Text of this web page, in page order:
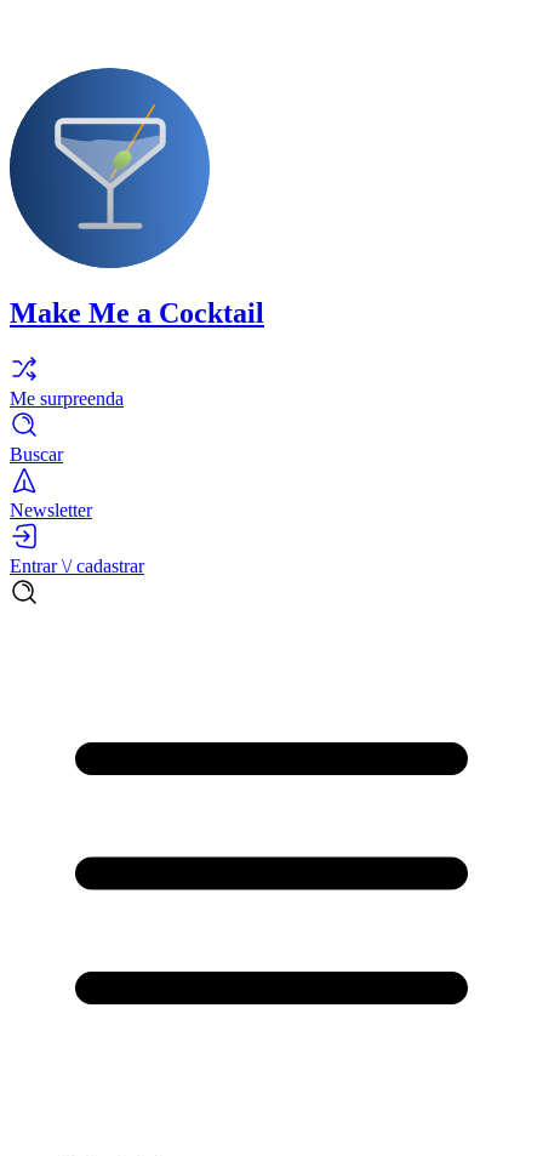
Make Me a Cocktail
Me surpreenda
Buscar
Newsletter
Entrar \/ cadastrar